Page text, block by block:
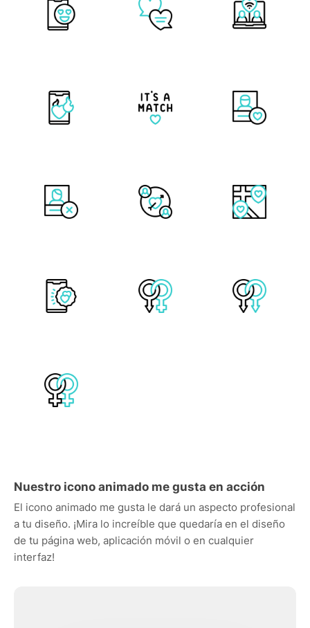
Nuestro icono animado me gusta en acción
El icono animado me gusta le dará un aspecto profesional
a tu diseño. ¡Mira lo increíble que quedaría en el diseño
de tu página web, aplicación móvil o en cualquier
interfaz!